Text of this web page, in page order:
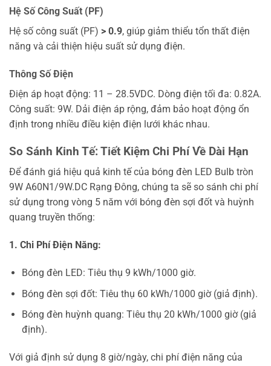
Hệ Số Công Suất (PF)
Hệ số công suất (PF) > 0.9, giúp giảm thiểu tổn thất điện
năng và cải thiện hiệu suất sử dụng điện.
Thông Số Điện
Điện áp hoạt động: 11 – 28.5VDC. Dòng điện tối đa: 0.82A.
Công suất: 9W. Dải điện áp rộng, đảm bảo hoạt động ổn
định trong nhiều điều kiện điện lưới khác nhau.
So Sánh Kinh Tế: Tiết Kiệm Chi Phí Về Dài Hạn
Để đánh giá hiệu quả kinh tế của bóng đèn LED Bulb tròn
9W A60N1/9W.DC Rạng Đông, chúng ta sẽ so sánh chi phí
sử dụng trong vòng 5 năm với bóng đèn sợi đốt và huỳnh
quang truyền thống:
1. Chi Phí Điện Năng:
Bóng đèn LED: Tiêu thụ 9 kWh/1000 giờ.
Bóng đèn sợi đốt: Tiêu thụ 60 kWh/1000 giờ (giả định).
Bóng đèn huỳnh quang: Tiêu thụ 20 kWh/1000 giờ (giả
định).
Với giả định sử dụng 8 giờ/ngày, chi phí điện năng của